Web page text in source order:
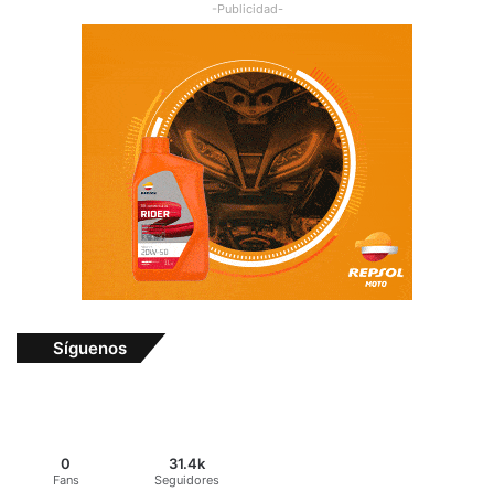
-Publicidad-
Síguenos
0
Fans
31.4k
Seguidores